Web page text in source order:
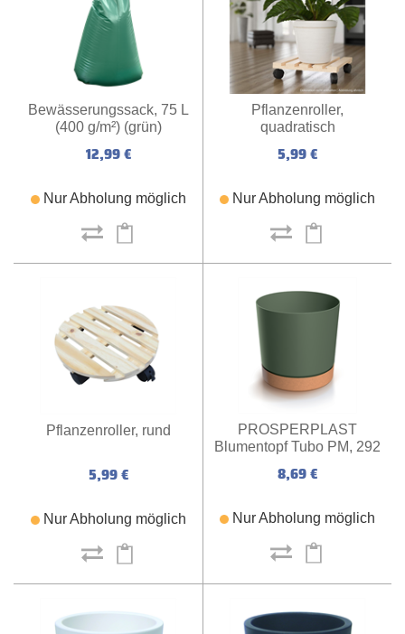
Bewässerungssack, 75 L
(400 g/m²) (grün)
12,99 €
Nur Abholung möglich
Pflanzenroller,
quadratisch
5,99 €
Nur Abholung möglich
Pflanzenroller, rund
5,99 €
Nur Abholung möglich
PROSPERPLAST
Blumentopf Tubo PM, 292
(kieferngrün)
8,69 €
Nur Abholung möglich